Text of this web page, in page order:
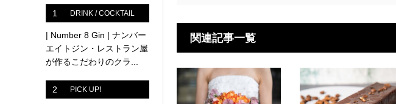
関連記事一覧
1 DRINK / COCKTAIL
| Number 8 Gin | ナンバー
エイトジン・レストラン屋
が作るこだわりのクラ...
2 PICK UP!